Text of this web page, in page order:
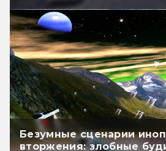
Безумные сценарии
вторжения: злобные